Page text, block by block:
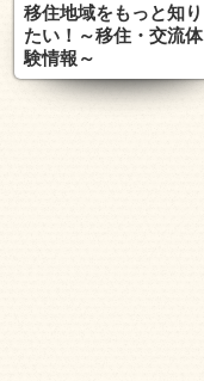
移住地域をもっと知り
たい！～移住・交流体
験情報～